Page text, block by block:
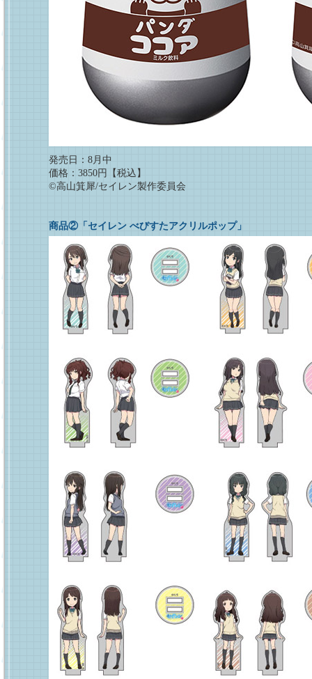
発売日：8月中
価格：3850円【税込】
©高山箕犀/セイレン製作委員会
商品②「セイレン べびすたアクリルポップ」